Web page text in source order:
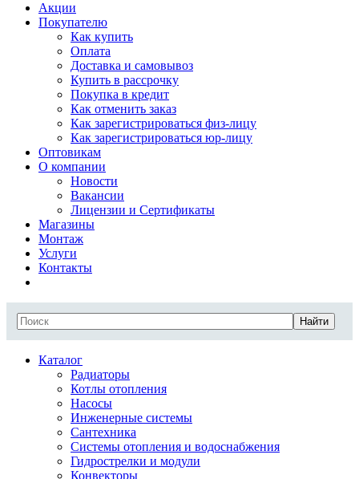
Акции
Покупателю
Как купить
Оплата
Доставка и самовывоз
Купить в рассрочку
Покупка в кредит
Как отменить заказ
Как зарегистрироваться физ-лицу
Как зарегистрироваться юр-лицу
Оптовикам
О компании
Новости
Вакансии
Лицензии и Сертификаты
Магазины
Монтаж
Услуги
Контакты
Найти
Каталог
Радиаторы
Котлы отопления
Насосы
Инженерные системы
Сантехника
Системы отопления и водоснабжения
Гидрострелки и модули
Конвекторы